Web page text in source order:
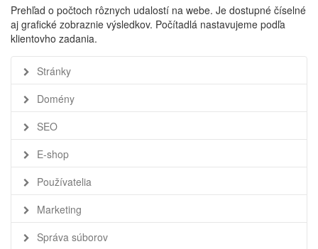
Prehľad o počtoch rôznych udalostí na webe. Je dostupné číselné
aj grafické zobraznie výsledkov. Počítadlá nastavujeme podľa
klientovho zadania.
Stránky
Domény
SEO
E-shop
Používatelia
Marketing
Správa súborov